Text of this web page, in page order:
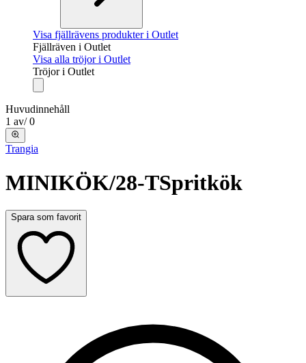
Visa fjällrävens produkter i Outlet
Fjällräven i Outlet
Visa alla tröjor i Outlet
Tröjor i Outlet
Huvudinnehåll
1 av/ 0
Trangia
MINIKÖK/28-TSpritkök
Spara som favorit